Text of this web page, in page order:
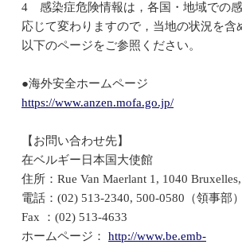
4 感染症危険情報は，各国・地域での
応じて変わりますので，当地の状況を含
以下のページをご参照ください。
●海外安全ホームページ
https://www.anzen.mofa.go.jp/
【お問い合わせ先】
在ベルギー日本国大使館
住所：Rue Van Maerlant 1, 1040
電話：(02) 513-2340, 500-0580（領事部）
Fax ：(02) 513-4633
ホームページ： http://www.be.emb-